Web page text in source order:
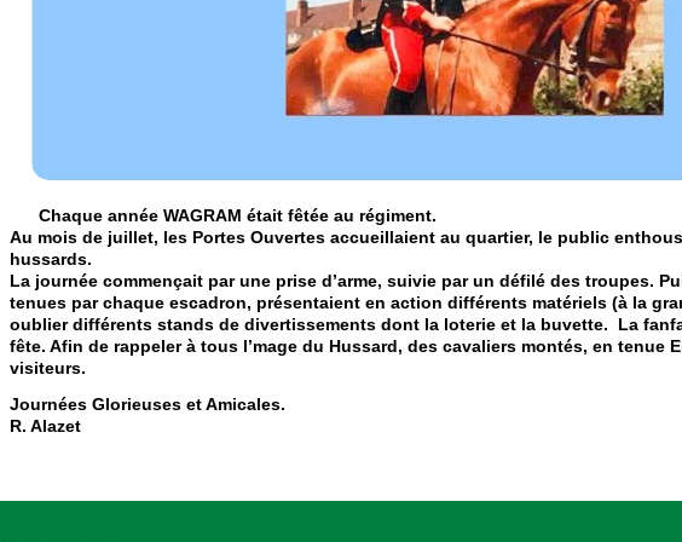
Chaque année WAGRAM était fêtée au régiment.
Au mois de juillet, les Portes Ouvertesaccueillaient au quartier, le public
hussards.
La journée commençait par une prise d’arme, suivie par un défilé des troupes.
tenues par chaque escadron, présentaient en action différents matériels (à la
oublier différents stands de divertissements dont la loterie et la buvette. La
fête. Afin de rappeler à tous l’mage du Hussard, des cavaliers montés, en tenue
visiteurs.
Journées Glorieuses et Amicales.
R. Alazet